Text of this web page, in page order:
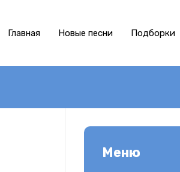
Главная Новые песни Подборки
Меню